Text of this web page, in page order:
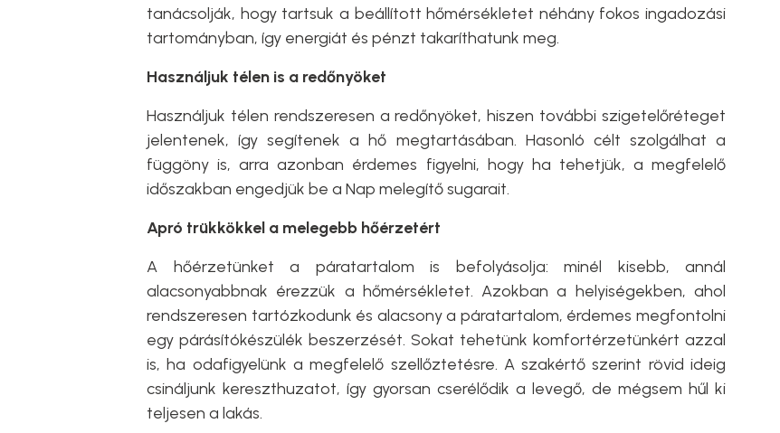
tanácsolják, hogy tartsuk a beállított hőmérsékletet néhány fokos ingadozási
tartományban, így energiát és pénzt takaríthatunk meg.
Használjuk télen is a redőnyöket
Használjuk télen rendszeresen a redőnyöket, hiszen további szigetelőréteget
jelentenek, így segítenek a hő megtartásában. Hasonló célt szolgálhat a
függöny is, arra azonban érdemes figyelni, hogy ha tehetjük, a megfelelő
időszakban engedjük be a Nap melegítő sugarait.
Apró trükkökkel a melegebb hőérzetért
A hőérzetünket a páratartalom is befolyásolja: minél kisebb, annál
alacsonyabbnak érezzük a hőmérsékletet. Azokban a helyiségekben, ahol
rendszeresen tartózkodunk és alacsony a páratartalom, érdemes megfontolni
egy párásítókészülék beszerzését. Sokat tehetünk komfortérzetünkért azzal
is, ha odafigyelünk a megfelelő szellőztetésre. A szakértő szerint rövid ideig
csináljunk kereszthuzatot, így gyorsan cserélődik a levegő, de mégsem hűl ki
teljesen a lakás.